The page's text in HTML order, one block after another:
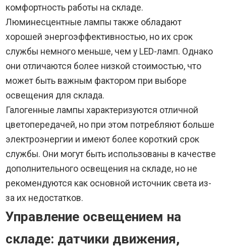
комфортность работы на складе.
Люминесцентные лампы также обладают
хорошей энергоэффективностью, но их срок
службы немного меньше, чем у LED-ламп. Однако
они отличаются более низкой стоимостью, что
может быть важным фактором при выборе
освещения для склада.
Галогенные лампы характеризуются отличной
цветопередачей, но при этом потребляют больше
электроэнергии и имеют более короткий срок
службы. Они могут быть использованы в качестве
дополнительного освещения на складе, но не
рекомендуются как основной источник света из-
за их недостатков.
Управление освещением на
складе: датчики движения,